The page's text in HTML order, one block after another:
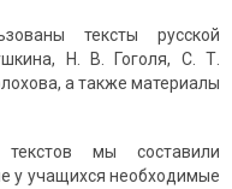
тексты русской
Н. В. Гоголя, С. Т.
а также материалы
мы составили
у учащихся необходимые